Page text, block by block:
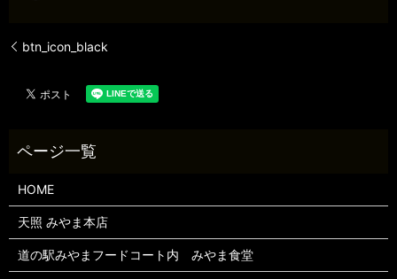
btn_icon_black
HOME
天照 みやま本店
道の駅みやまフードコート内 みやま食堂